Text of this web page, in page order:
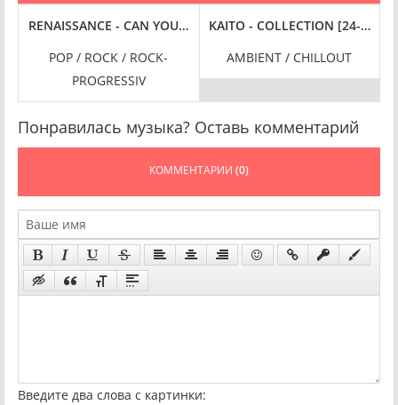
(2024) FLAC
RENAISSANCE - CAN YOU HEAR ME: BROADCASTS 1974-1978
POP / ROCK / ROCK-
PROGRESSIV
KAITO - COLLECTION [24-BIT
AMBIENT / CHILLOUT
Понравилась музыка? Оставь комментарий
КОММЕНТАРИИ (0)
Введите два слова с картинки: